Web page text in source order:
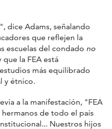
dice Adams, señalando
que reflejen la
escuelas del condado no
la FEA está
más equilibrado
y étnico.
a la manifestación, "FEA
hermanos de todo el país
Nuestros hijos